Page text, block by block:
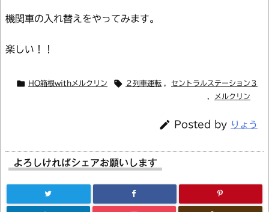
機関車の入れ替えをやってみます。
楽しい！！
 HO箱根withメルクリン  ２列車運転
セントラルステーション３
メルクリン
 Posted by りょう
よろしければシェアお願いします